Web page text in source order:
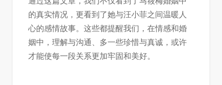
的真实情况，更看到了她与汪小菲之间温暖人
心的感情故事。这些都提醒我们，在情感和婚
姻中，理解与沟通、多一些珍惜与真诚，或许
才能使每一段关系更加牢固和美好。